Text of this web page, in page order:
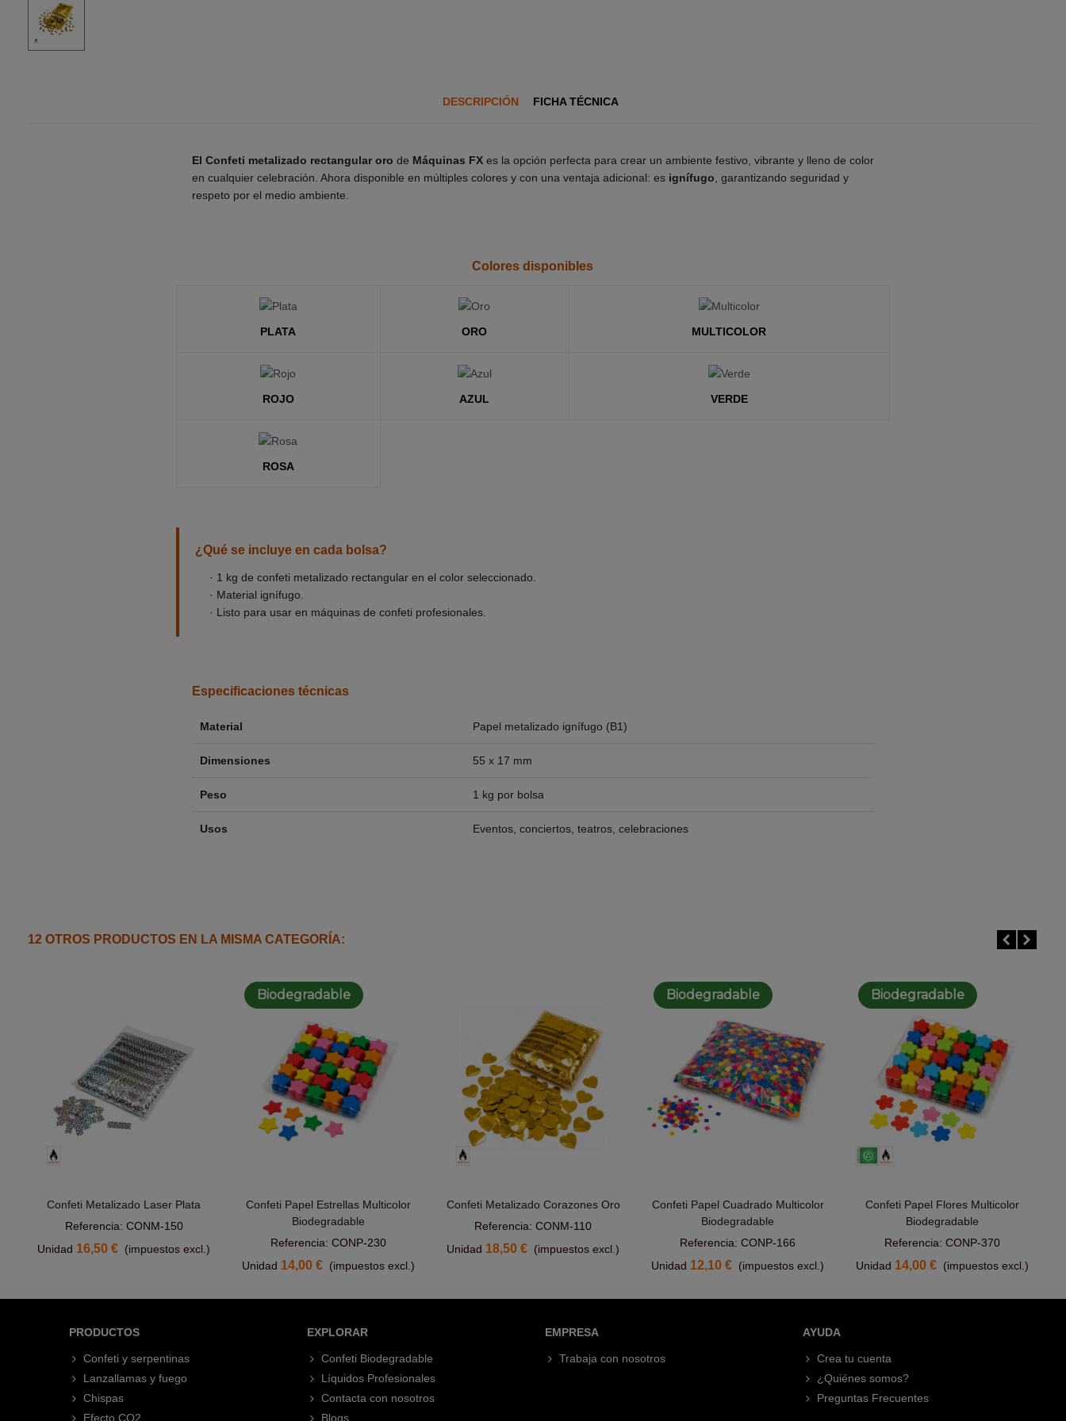
DESCRIPCIÓN FICHA TÉCNICA
El Confeti metalizado rectangular oro de Máquinas FXes la opción perfecta para crear un ambiente festivo, vibrante y lleno de color
en cualquier celebración. Ahora disponible en múltiples colores y con una ventaja adicional: es ignífugo , garantizando seguridad y
respeto por el medio ambiente.
Colores disponibles
PLATA ORO MULTICOLOR
ROJO AZUL VERDE
ROSA
¿Qué se incluye en cada bolsa?
· 1 kg de confeti metalizado rectangular en el color seleccionado.
· Material ignífugo.
· Listo para usar en máquinas de confeti profesionales.
Especificaciones técnicas
Material Papel metalizado ignífugo (B1)
Dimensiones 55 x 17 mm
Peso 1 kg por bolsa
Usos Eventos, conciertos, teatros, celebraciones
12 OTROS PRODUCTOS EN LA MISMA CATEGORÍA:
Añadir Al Carrito
Confeti Metalizado Laser Plata
Referencia: CONM-150
Unidad 16,50 € (impuestos excl.)
Biodegradable
Añadir Al Carrito
Confeti Papel Estrellas Multicolor
Biodegradable
Referencia: CONP-230
Unidad 14,00 € (impuestos excl.)
Añadir Al Carrito
Confeti Metalizado Corazones Oro
Referencia: CONM-110
Unidad 18,50 € (impuestos excl.)
Biodegradable
Añadir Al Carrito
Confeti Papel Cuadrado Multicolor
Biodegradable
Referencia: CONP-166
Unidad 12,10 € (impuestos excl.)
Biodegradable
Añadir Al Carrito
Confeti Papel Flores Multicolor
Biodegradable
Referencia: CONP-370
Unidad 14,00 € (impuestos excl.)
PRODUCTOS
Confeti y serpentinas
Lanzallamas y fuego
Chispas
Efecto CO2
EXPLORAR
Confeti Biodegradable
Líquidos Profesionales
Contacta con nosotros
Blogs
EMPRESA
Trabaja con nosotros
AYUDA
Crea tu cuenta
¿Quiénes somos?
Preguntas Frecuentes